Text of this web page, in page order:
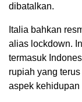
dibatalkan.
Italia bahkan
alias lockdown.
termasuk
rupiah yang
aspek